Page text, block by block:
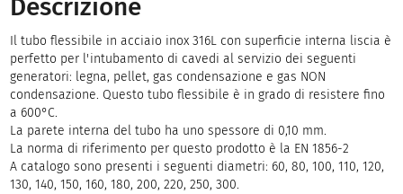
Descrizione
Il tubo flessibile in acciaio inox 316L con superficie interna liscia è
perfetto per l'intubamento di cavedi al servizio dei seguenti
generatori: legna, pellet, gas condensazione e gas NON
condensazione. Questo tubo flessibile è in grado di resistere fino
a 600°C.
La parete interna del tubo ha uno spessore di 0,10 mm.
La norma di riferimento per questo prodotto è la EN 1856-2
A catalogo sono presenti i seguenti diametri: 60, 80, 100, 110, 120,
130, 140, 150, 160, 180, 200, 220, 250, 300.